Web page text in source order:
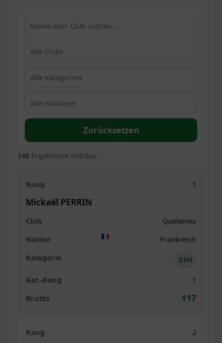
Zurücksetzen
148 Ergebnisse sichtbar
1
Mickaël PERRIN
Quelaines
Frankreich
S1H
1
117
2